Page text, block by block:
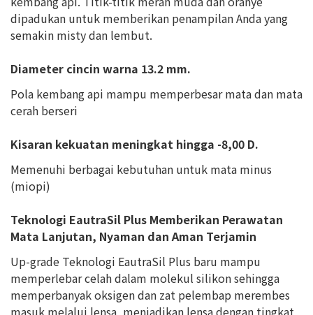
dipadukan untuk memberikan penampilan Anda yang
semakin misty dan lembut.
Diameter cincin warna 13.2 mm.
Pola kembang api mampu memperbesar mata dan mata
cerah berseri
Kisaran kekuatan meningkat hingga -8,00 D.
Memenuhi berbagai kebutuhan untuk mata minus
(miopi)
Teknologi EautraSil Plus Memberikan Perawatan
Mata Lanjutan, Nyaman dan Aman Terjamin
Up-grade Teknologi EautraSil Plus baru mampu
memperlebar celah dalam molekul silikon sehingga
memperbanyak oksigen dan zat pelembap merembes
masuk melalui lensa, menjadikan lensa dengan tingkat